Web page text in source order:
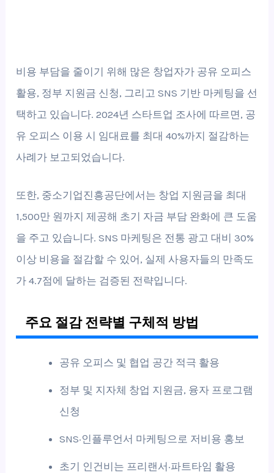
비용 부담을 줄이기 위해 많은 창업자가 공유 오피스
활용, 정부 지원금 신청, 그리고 SNS 기반 마케팅을 선
택하고 있습니다. 2024년 스타트업 조사에 따르면, 공
유 오피스 이용 시 임대료를 최대 40%까지 절감하는
사례가 보고되었습니다.
또한, 중소기업진흥공단에서는 창업 지원금을 최대
1,500만 원까지 제공해 초기 자금 부담 완화에 큰 도움
을 주고 있습니다. SNS 마케팅은 전통 광고 대비 30%
이상 비용을 절감할 수 있어, 실제 사용자들의 만족도
가 4.7점에 달하는 검증된 전략입니다.
주요 절감 전략별 구체적 방법
공유 오피스 및 협업 공간 적극 활용
정부 및 지자체 창업 지원금, 융자 프로그램
신청
SNS·인플루언서 마케팅으로 저비용 홍보
초기 인건비는 프리랜서·파트타임 활용